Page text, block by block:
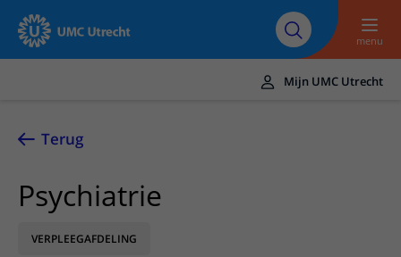
Naar hoofdinhoud
Over UMC
Utrecht
Research
Werken bij het UMC
Utrecht
menu
UMC Utrecht
Zorg en behandeling
Ziekten en aandoeningen
Afspraak en opname
Mijn UMC Utrecht
Terug
Psychiatrie
VERPLEEGAFDELING